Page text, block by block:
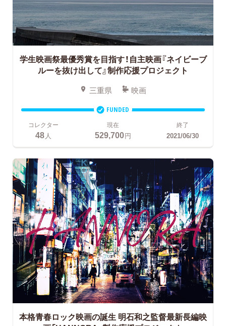
学生映画祭最優秀賞を目指す！自主映画『ネイビーブ
ルーを抜け出して』制作応援プロジェクト
三重県 映画
FUNDED
コレクター
48 人
現在
529,700円
終了
2021/06/30
本格青春ロック映画の誕生 明石和之監督最新長編映